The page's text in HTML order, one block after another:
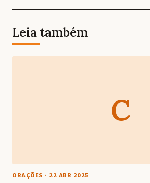
Leia também
C
ORAÇÕES · 22 ABR 2025